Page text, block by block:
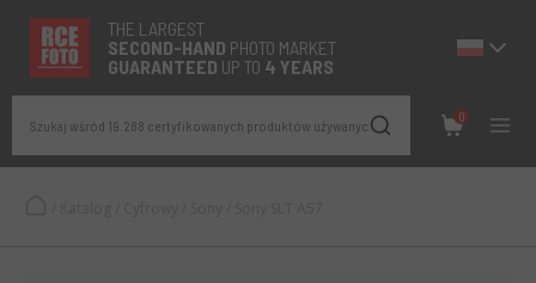
THE LARGEST
SECOND-HAND PHOTO MARKET
GUARANTEED UP TO 4 YEARS
Szukaj wśród 19.288 certyfikowanych produktów używanych
0